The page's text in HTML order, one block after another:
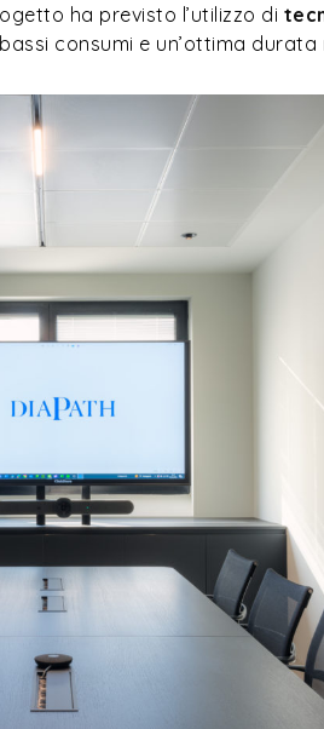
ha previsto l’utilizzo di
consumi e un’ottima durata